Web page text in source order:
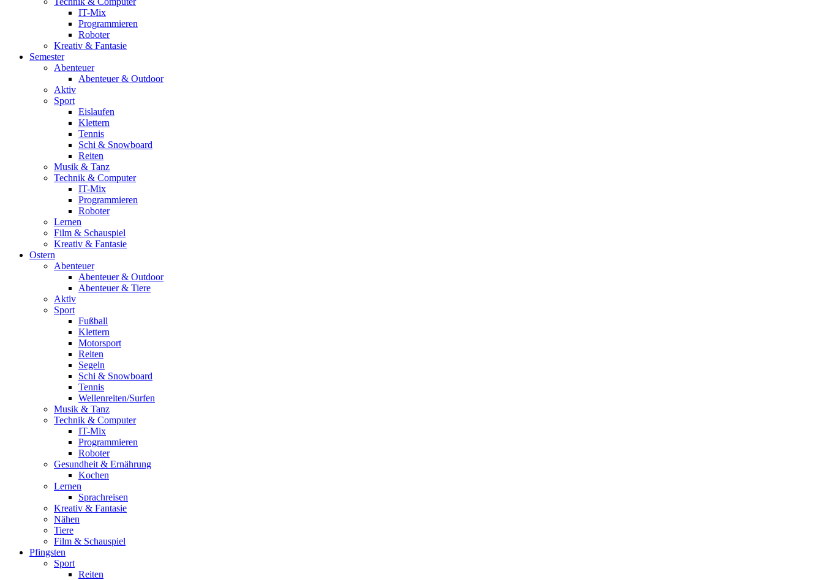
IT-Mix
Programmieren
Roboter
Kreativ & Fantasie
Semester
Abenteuer
Abenteuer & Outdoor
Aktiv
Sport
Eislaufen
Klettern
Tennis
Schi & Snowboard
Reiten
Musik & Tanz
Technik & Computer
IT-Mix
Programmieren
Roboter
Lernen
Film & Schauspiel
Kreativ & Fantasie
Ostern
Abenteuer
Abenteuer & Outdoor
Abenteuer & Tiere
Aktiv
Sport
Fußball
Klettern
Motorsport
Reiten
Segeln
Schi & Snowboard
Tennis
Wellenreiten/Surfen
Musik & Tanz
Technik & Computer
IT-Mix
Programmieren
Roboter
Gesundheit & Ernährung
Kochen
Lernen
Sprachreisen
Kreativ & Fantasie
Nähen
Tiere
Film & Schauspiel
Pfingsten
Sport
Reiten